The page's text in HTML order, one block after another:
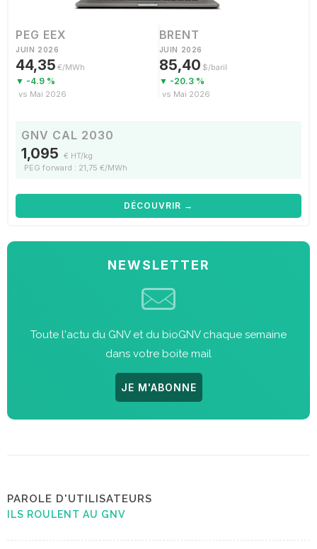
PEG EEX
JUIN 2026
44,35 €/MWh
▼ -4.9 %
vs Mai 2026
BRENT
JUIN 2026
85,40 $/baril
▼ -20.3 %
vs Mai 2026
GNV CAL 2030
1,095 € HT/kg
PEG forward : 21,75 €/MWh
DÉCOUVRIR →
NEWSLETTER
Toute l'actu du GNV et du bioGNV chaque semaine
dans votre boite mail
JE M'ABONNE
PAROLE D'UTILISATEURS
ILS ROULENT AU GNV